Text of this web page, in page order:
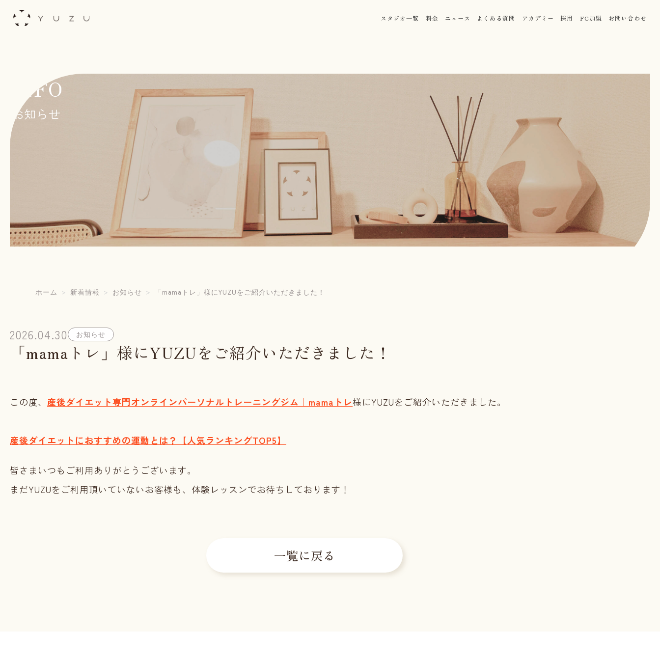
スタジオ一覧 料金 ニュース よくある質問 アカデミー 採用 FC加盟 お問い合わせ
INFO
お知らせ
ホーム 新着情報 お知らせ 「mamaトレ」様にYUZUをご紹介いただきました！
2026.04.30 お知らせ
「mamaトレ」様にYUZUをご紹介いただきました！
この度、 産後ダイエット専門オンラインパーソナルトレーニングジム｜mamaトレ様にYUZUをご紹介いただきました。
産後ダイエットにおすすめの運動とは？【人気ランキングTOP5】
皆さまいつもご利用ありがとうございます。
まだYUZUをご利用頂いていないお客様も、体験レッスンでお待ちしております！
一覧に戻る